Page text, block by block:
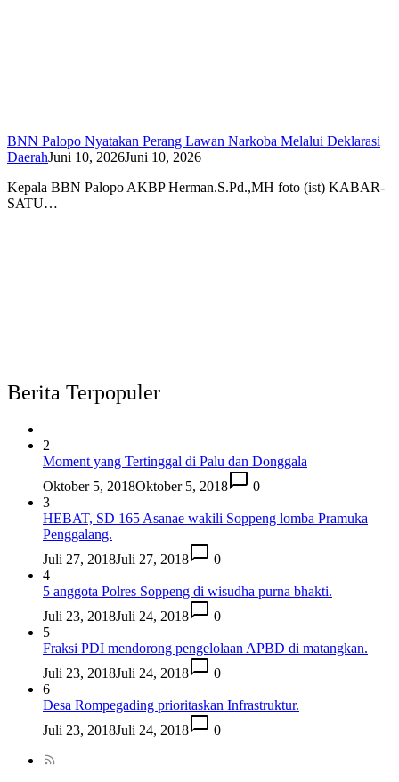
BNN Palopo Nyatakan Perang Lawan Narkoba Melalui Deklarasi
DaerahJuni 10, 2026Juni 10, 2026
Kepala BBN Palopo AKBP Herman.S.Pd.,MH foto (ist) KABAR-
SATU…
Berita Terpopuler
2
Moment yang Tertinggal di Palu dan Donggala
Oktober 5, 2018Oktober 5, 2018
0
3
HEBAT, SD 165 Asanae wakili Soppeng lomba Pramuka
Penggalang.
Juli 27, 2018Juli 27, 2018
0
4
5 anggota Polres Soppeng di wisudha purna bhakti.
Juli 23, 2018Juli 24, 2018
0
5
Fraksi PDI mendorong pengelolaan APBD di matangkan.
Juli 23, 2018Juli 24, 2018
0
6
Desa Rompegading prioritaskan Infrastruktur.
Juli 23, 2018Juli 24, 2018 0